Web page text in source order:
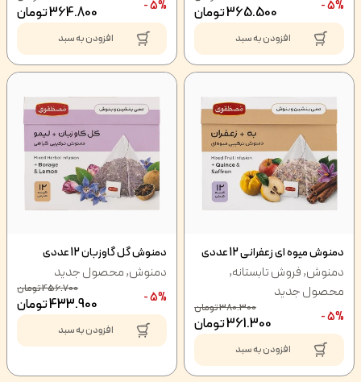
5% -
365.500تومان
افزودن به سبد
5% -
364.800تومان
افزودن به سبد
دمنوش میوه ای زعفرانی 12 عددی
دمنوش,فروش تابستانه,
محصول جدید
5% -
380.300تومان
361.300تومان
افزودن به سبد
دمنوش گل گاوزبان 12 عددی
دمنوش,محصول جدید
5% -
456.700تومان
433.900تومان
افزودن به سبد